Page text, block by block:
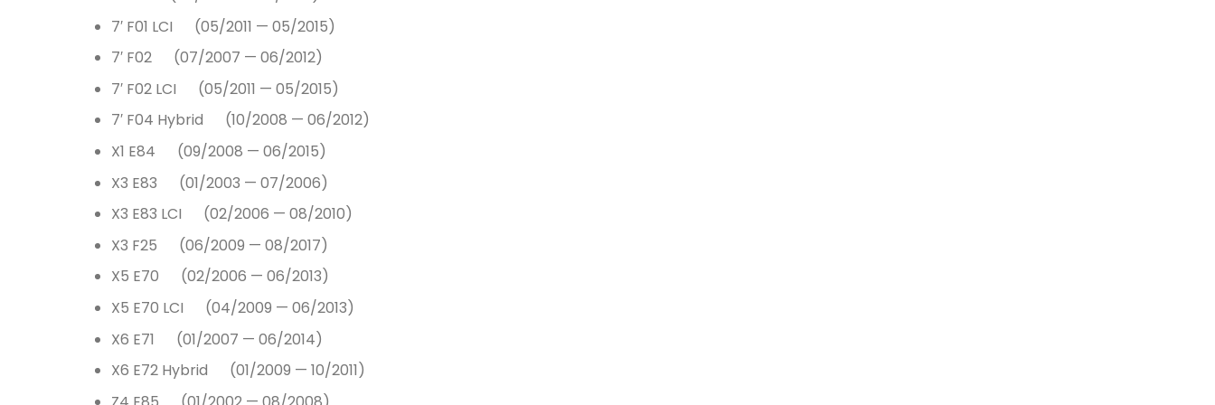
7′ F01 LCI (05/2011 — 05/2015)
7′ F02 (07/2007 — 06/2012)
7′ F02 LCI (05/2011 — 05/2015)
7′ F04 Hybrid (10/2008 — 06/2012)
X1 E84 (09/2008 — 06/2015)
X3 E83 (01/2003 — 07/2006)
X3 E83 LCI (02/2006 — 08/2010)
X3 F25 (06/2009 — 08/2017)
X5 E70 (02/2006 — 06/2013)
X5 E70 LCI (04/2009 — 06/2013)
X6 E71 (01/2007 — 06/2014)
X6 E72 Hybrid (01/2009 — 10/2011)